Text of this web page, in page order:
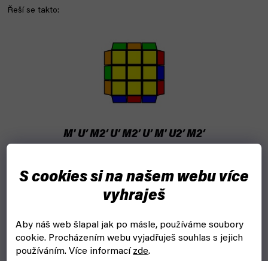
S cookies si na našem webu více
vyhraješ
Aby náš web šlapal jak po másle, používáme soubory
cookie. Procházením webu vyjadřuješ souhlas s jejich
používáním. Více informací zde.
Řeší se takto:
M' U’ M2’ U’ M2’ U’ M' U2’ M2’
zrcadlovou verzi tohoto algoritmu:
Adjacent Corner Swap